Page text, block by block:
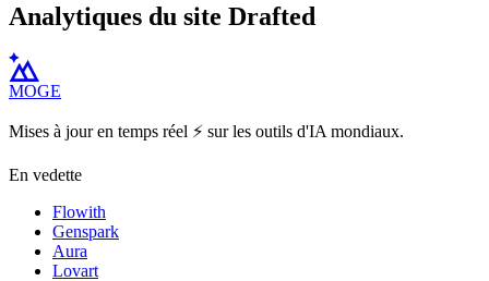
Analytiques du site Drafted
MOGE
Mises à jour en temps réel ⚡️ sur les outils d'IA mondiaux.
En vedette
Flowith
Genspark
Aura
Lovart